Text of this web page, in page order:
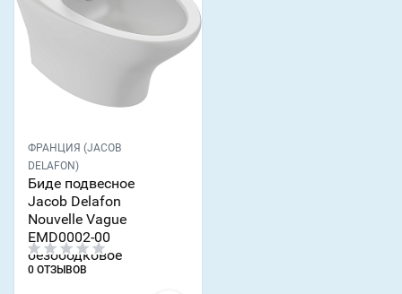
ФРАНЦИЯ (JACOB
DELAFON)
Биде подвесное
Jacob Delafon
Nouvelle Vague
EMD0002-00
безободковое
0 ОТЗЫВОВ